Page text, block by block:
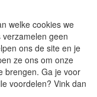
gratis verzending
voorraad
welke cookies we
geen
ons de site en je
ze ons om onze
brengen. Ga je voor
voordelen? Vink dan